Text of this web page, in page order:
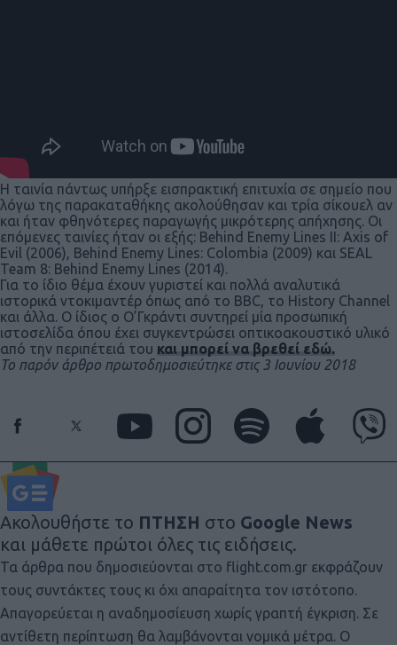
H ταινία πάντως υπήρξε εισπρακτική επιτυχία σε σημείο που
λόγω της παρακαταθήκης ακολούθησαν και τρία σίκουελ αν
και ήταν φθηνότερες παραγωγής μικρότερης απήχησης. Οι
επόμενες ταινίες ήταν οι εξής: Behind Enemy Lines II: Axis of
Evil (2006), Behind Enemy Lines: Colombia (2009) και SEAL
Team 8: Behind Enemy Lines (2014).
Για το ίδιο θέμα έχουν γυριστεί και πολλά αναλυτικά
ιστορικά ντοκιμαντέρ όπως από το BBC, το History Channel
και άλλα. Ο ίδιος ο Ο’Γκράντι συντηρεί μία προσωπική
ιστοσελίδα όπου έχει συγκεντρώσει οπτικοακουστικό υλικό
από την περιπέτειά του και μπορεί να βρεθεί εδώ.
Το παρόν άρθρο πρωτοδημοσιεύτηκε στις 3 Ιουνίου 2018
Ακολουθήστε το ΠΤΗΣΗ στο Google News
και μάθετε πρώτοι όλες τις ειδήσεις.
Τα άρθρα που δημοσιεύονται στο flight.com.gr εκφράζουν
τους συντάκτες τους κι όχι απαραίτητα τον ιστότοπο.
Απαγορεύεται η αναδημοσίευση χωρίς γραπτή έγκριση. Σε
αντίθετη περίπτωση θα λαμβάνονται νομικά μέτρα. Ο